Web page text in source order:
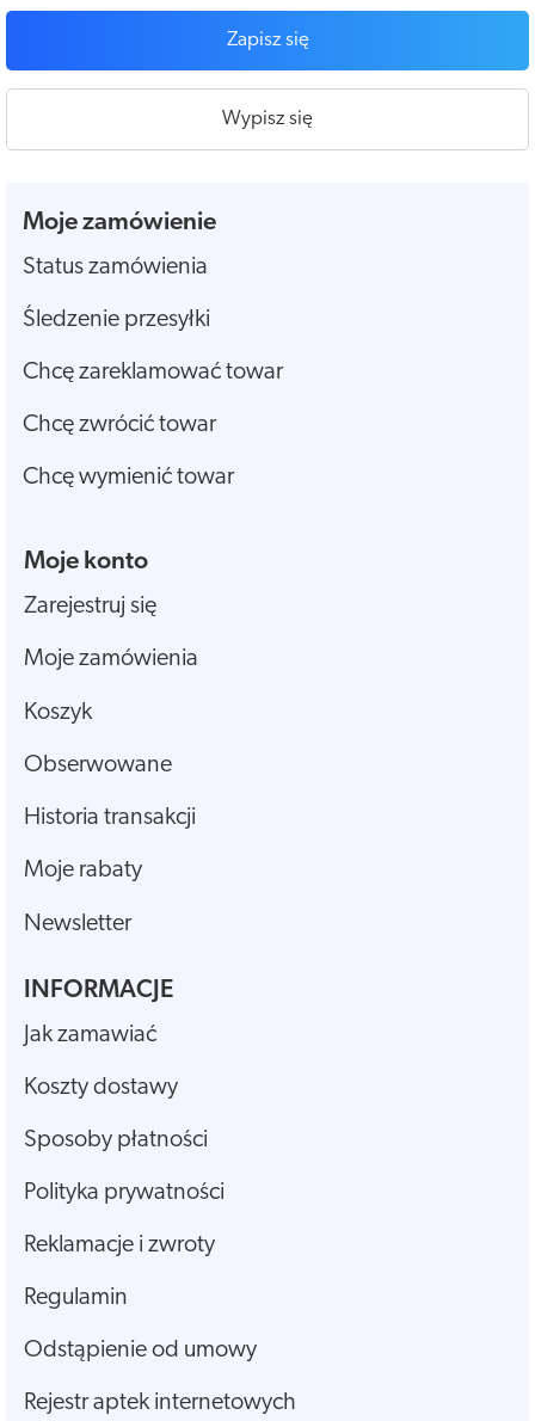
Zapisz się
Wypisz się
Moje zamówienie
Status zamówienia
Śledzenie przesyłki
Chcę zareklamować towar
Chcę zwrócić towar
Chcę wymienić towar
Moje konto
Zarejestruj się
Moje zamówienia
Koszyk
Obserwowane
Historia transakcji
Moje rabaty
Newsletter
INFORMACJE
Jak zamawiać
Koszty dostawy
Sposoby płatności
Polityka prywatności
Reklamacje i zwroty
Regulamin
Odstąpienie od umowy
Rejestr aptek internetowych